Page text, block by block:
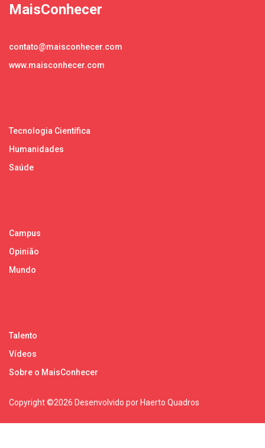
MaisConhecer
contato@maisconhecer.com
www.maisconhecer.com
Tecnologia Científica
Humanidades
Saúde
Campus
Opinião
Mundo
Talento
Vídeos
Sobre o MaisConhecer
Copyright ©2026 Desenvolvido por Haerto Quadros